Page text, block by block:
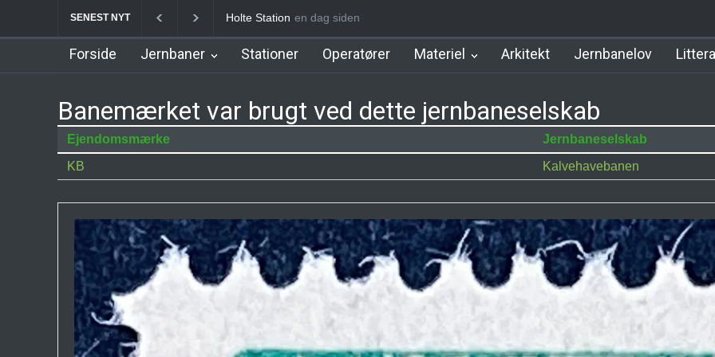
SENEST NYT Birkerød Station Allerød Station
en dag siden
Forside Jernbaner Stationer Operatører Materiel Arkitekt Jernbanelov
Banemærket var brugt ved dette jernbaneselskab
Ejendomsmærke
Jernbaneselskab
KB
Kalvehavebanen